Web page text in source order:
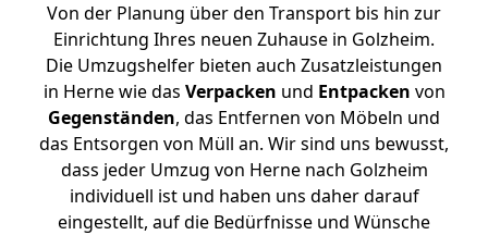
Von der Planung über den Transport bis hin zur
Einrichtung Ihres neuen Zuhause in Golzheim.
Die Umzugshelfer bieten auch Zusatzleistungen
in Herne wie das Verpacken und Entpacken von
Gegenständen, das Entfernen von Möbeln und
das Entsorgen von Müll an. Wir sind uns bewusst,
dass jeder Umzug von Herne nach Golzheim
individuell ist und haben uns daher darauf
eingestellt, auf die Bedürfnisse und Wünsche